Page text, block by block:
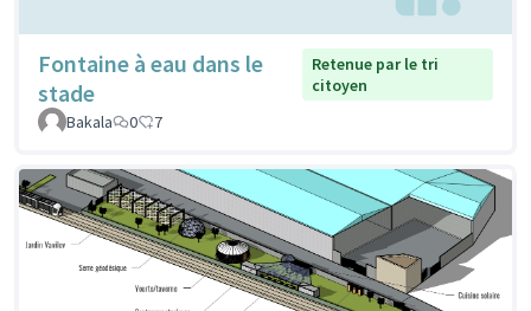
Fontaine à eau dans le
stade
Retenue par le tri
citoyen
Bakala
0 7